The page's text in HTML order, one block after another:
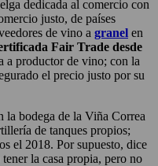
dedicada al comercio con
justo, de países
de vino a granel en
Fair Trade desde
a productor de vino; con la
el precio justo por su
la bodega de la Viña Correa
de tanques propios;
el 2018. Por supuesto, dice
la casa propia, pero no